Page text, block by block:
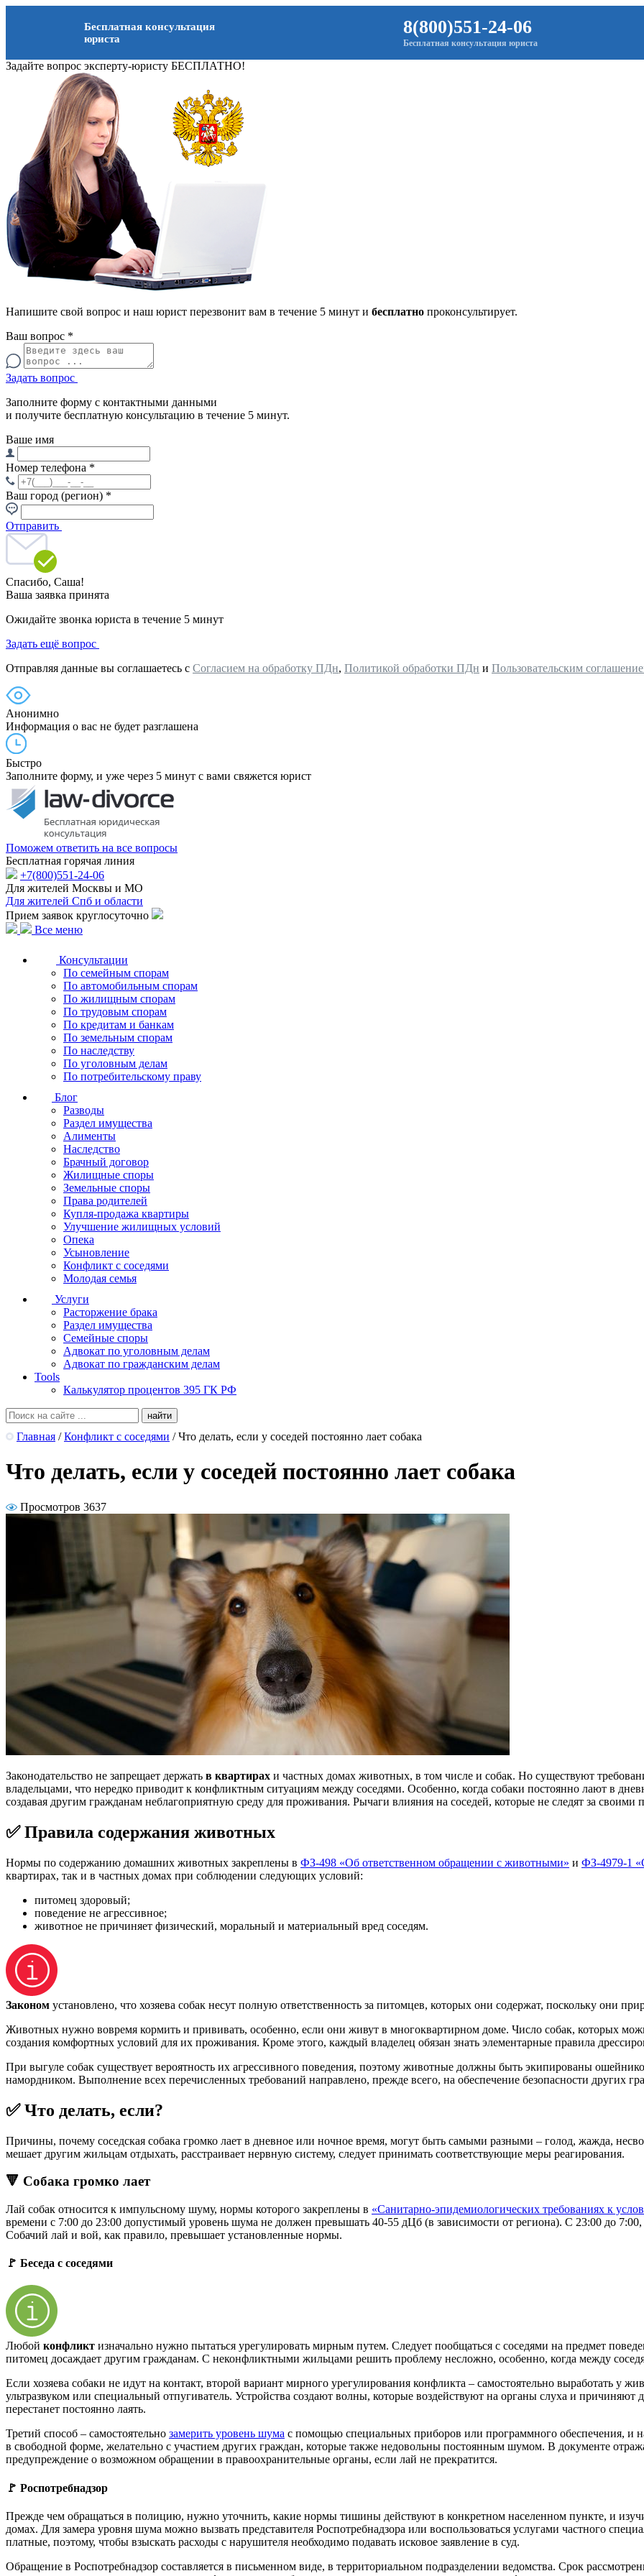
Бесплатная консультация
юриста
8(800)551-24-06
Бесплатная консультация юриста
Задайте вопрос эксперту-юристу БЕСПЛАТНО!
Напишите свой вопрос и наш юрист перезвонит вам в течение 5 минут и бесплатно проконсультирует.
Ваш вопрос *
Задать вопрос
Заполните форму с контактными данными
и получите бесплатную консультацию в течение 5 минут.
Ваше имя
Номер телефона *
Ваш город (регион) *
Отправить
Спасибо, Саша!
Ваша заявка принята
Ожидайте звонка юриста в течение 5 минут
Задать ещё вопрос
Отправляя данные вы соглашаетесь с Согласием на обработку ПДн, Политикой обработки ПДн и Пользовательским
Анонимно
Информация о вас не будет разглашена
Быстро
Заполните форму, и уже через 5 минут с вами свяжется юрист
Поможем ответить на все вопросы
Бесплатная горячая линия
+7(800)551-24-06
Для жителей Москвы и МО
Для жителей Спб и области
Прием заявок круглосуточно
Все меню
Консультации
По семейным спорам
По автомобильным спорам
По жилищным спорам
По трудовым спорам
По кредитам и банкам
По земельным спорам
По наследству
По уголовным делам
По потребительскому праву
Блог
Разводы
Раздел имущества
Алименты
Наследство
Брачный договор
Жилищные споры
Земельные споры
Права родителей
Купля-продажа квартиры
Улучшение жилищных условий
Опека
Усыновление
Конфликт с соседями
Молодая семья
Услуги
Расторжение брака
Раздел имущества
Семейные споры
Адвокат по уголовным делам
Адвокат по гражданским делам
Tools
Калькулятор процентов 395 ГК РФ
Главная / Конфликт с соседями / Что делать, если у соседей постоянно лает собака
Что делать, если у соседей постоянно лает собака
Просмотров 3637
Законодательство не запрещает держать в квартирах и частных домах животных, в том числе и собак. Но существуют
владельцами, что нередко приводит к конфликтным ситуациям между соседями. Особенно, когда собаки постоянно лают в
создавая другим гражданам неблагоприятную среду для проживания. Рычаги влияния на соседей, которые не следят за своими
✅ Правила содержания животных
Нормы по содержанию домашних животных закреплены в ФЗ-498 «Об ответственном обращении с животными» и ФЗ-4979-1
квартирах, так и в частных домах при соблюдении следующих условий:
питомец здоровый;
поведение не агрессивное;
животное не причиняет физический, моральный и материальный вред соседям.
Законом установлено, что хозяева собак несут полную ответственность за питомцев, которых они содержат, поскольку они
Животных нужно вовремя кормить и прививать, особенно, если они живут в многоквартирном доме. Число собак, которых
создания комфортных условий для их проживания. Кроме этого, каждый владелец обязан знать элементарные правила
При выгуле собак существует вероятность их агрессивного поведения, поэтому животные должны быть экипированы
намордником. Выполнение всех перечисленных требований направлено, прежде всего, на обеспечение безопасности других
✅ Что делать, если?
Причины, почему соседская собака громко лает в дневное или ночное время, могут быть самыми разными – голод, жажда,
мешает другим жильцам отдыхать, расстраивает нервную систему, следует принимать соответствующие меры реагирования.
🔻 Собака громко лает
Лай собак относится к импульсному шуму, нормы которого закреплены в «Санитарно-эпидемиологических требованиях к
времени с 7:00 до 23:00 допустимый уровень шума не должен превышать 40-55 дЦб (в зависимости от региона). С 23:00 до
Собачий лай и вой, как правило, превышает установленные нормы.
🚩 Беседа с соседями
Любой конфликт изначально нужно пытаться урегулировать мирным путем. Следует пообщаться с соседями на предмет
питомец досаждает другим гражданам. С неконфликтными жильцами решить проблему несложно, особенно, когда между
Если хозяева собаки не идут на контакт, второй вариант мирного урегулирования конфликта – самостоятельно выработать у
ультразвуком или специальный отпугиватель. Устройства создают волны, которые воздействуют на органы слуха и
перестанет постоянно лаять.
Третий способ – самостоятельно замерить уровень шума с помощью специальных приборов или программного обеспечения, и
в свободной форме, желательно с участием других граждан, которые также недовольны постоянным шумом. В документе
предупреждение о возможном обращении в правоохранительные органы, если лай не прекратится.
🚩 Роспотребнадзор
Прежде чем обращаться в полицию, нужно уточнить, какие нормы тишины действуют в конкретном населенном пункте, и
домах. Для замера уровня шума можно вызвать представителя Роспотребнадзора или воспользоваться услугами частного
платные, поэтому, чтобы взыскать расходы с нарушителя необходимо подавать исковое заявление в суд.
Обращение в Роспотребнадзор составляется в письменном виде, в территориальном подразделении ведомства. Срок